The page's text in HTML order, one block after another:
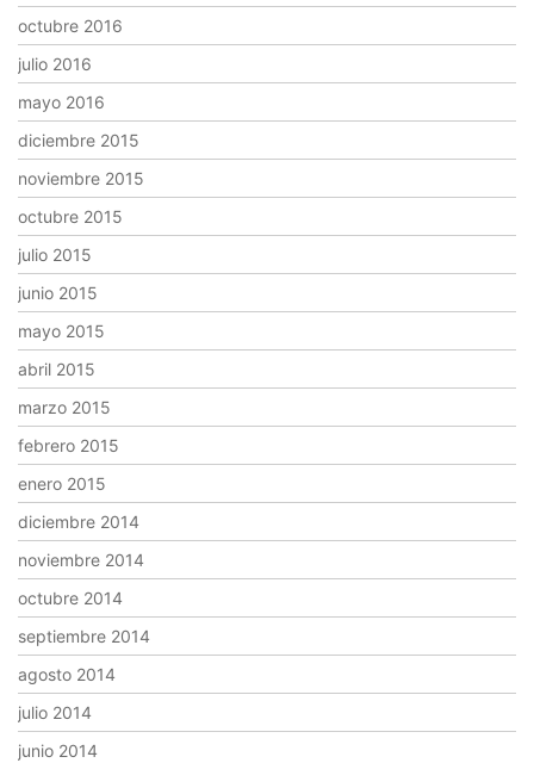
octubre 2016
julio 2016
mayo 2016
diciembre 2015
noviembre 2015
octubre 2015
julio 2015
junio 2015
mayo 2015
abril 2015
marzo 2015
febrero 2015
enero 2015
diciembre 2014
noviembre 2014
octubre 2014
septiembre 2014
agosto 2014
julio 2014
junio 2014